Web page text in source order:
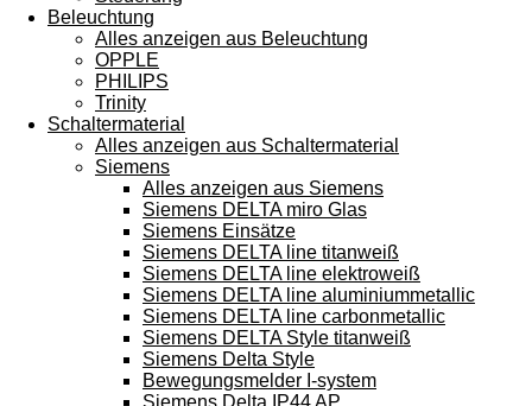
Beleuchtung
Alles anzeigen aus Beleuchtung
OPPLE
PHILIPS
Trinity
Schaltermaterial
Alles anzeigen aus Schaltermaterial
Siemens
Alles anzeigen aus Siemens
Siemens DELTA miro Glas
Siemens Einsätze
Siemens DELTA line titanweiß
Siemens DELTA line elektroweiß
Siemens DELTA line aluminiummetallic
Siemens DELTA line carbonmetallic
Siemens DELTA Style titanweiß
Siemens Delta Style
Bewegungsmelder I-system
Siemens Delta IP44 AP